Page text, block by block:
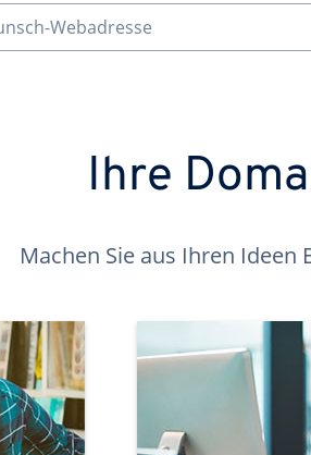
Webadresse
Ihre
Machen Sie aus Ihren Ideen